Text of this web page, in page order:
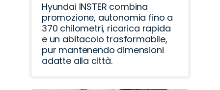
Hyundai INSTER combina
promozione, autonomia fino a
370 chilometri, ricarica rapida
e un abitacolo trasformabile,
pur mantenendo dimensioni
adatte alla città.